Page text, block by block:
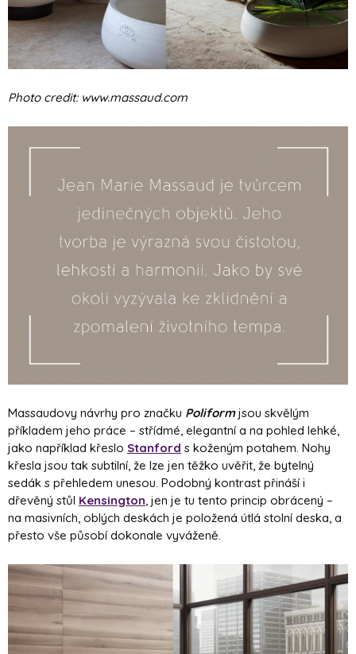
Photo credit: www.massaud.com
Massaudovy návrhy pro značku Poliformjsou skvělým
příkladem jeho práce – střídmé, elegantní a na pohled lehké,
jako například křeslo Stanford s koženým potahem. Nohy
křesla jsou tak subtilní, že lze jen těžko uvěřit, že bytelný
sedák s přehledem unesou. Podobný kontrast přináší i
dřevěný stůl Kensington, jen je tu tento princip obrácený –
na masivních, oblých deskách je položená útlá stolní deska, a
přesto vše působí dokonale vyváženě.